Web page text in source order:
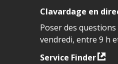
Clavardage en
Poser des
vendredi, entre 9 h
Service Finder